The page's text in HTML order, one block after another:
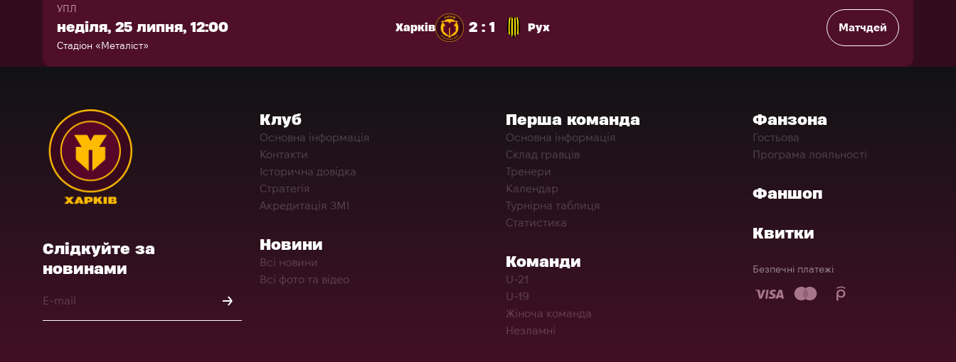
УПЛ
неділя, 25 липня, 12:00
Стадіон «Металіст»
Харків 2 : 1 Рух Матчдей
Слідкуйте за
новинами
Клуб
Основна інформація
Контакти
Історична довідка
Стратегія
Акредитація ЗМІ
Новини
Всі новини
Всі фото та відео
Перша команда
Основна інформація
Склад гравців
Тренери
Календар
Турнірна таблиця
Статистика
Команди
U-21
U-19
Жіноча команда
Незламні
Фанзона
Гостьова
Програма лояльності
Фаншоп
Квитки
Безпечні платежі